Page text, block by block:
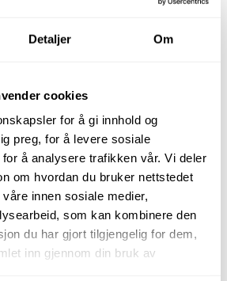
Detaljer Om
cookies
for å gi innhold og
preg, for å levere sosiale
å analysere trafikken vår. Vi deler
om hvordan du bruker nettstedet
innen sosiale medier,
som kan kombinere den
du har gjort tilgjengelig for dem,
inn gjennom din bruk av
hvor han kan balansere både
kanskje til og med
å utvikle gode produkter som
med, samtidig som jeg får
et firma til nye høyder.
Andreas Abrahamsen
og drømmer
og småbarnsfar krever mye av
fra familien og fleksibiliteten i